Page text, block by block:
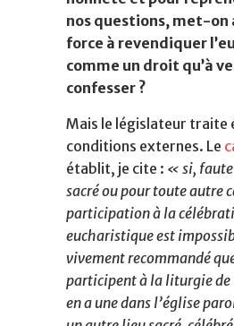
nos questions, met-on
force à revendiquer
comme un droit qu’à
confesser ?
Mais le législateur traite
conditions externes. Le
établit, je cite : « si,
sacré ou pour toute autre
participation à la
eucharistique est
vivement recommandé
participent à la liturgie de
en a une dans l’église